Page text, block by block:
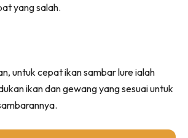
yang salah.
untuk cepat ikan sambar lure ialah
ikan dan gewang yang sesuai untuk